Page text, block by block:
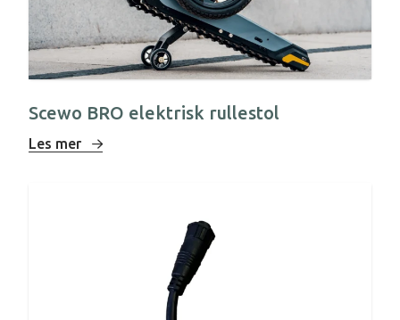
Scewo BRO elektrisk rullestol
Les mer